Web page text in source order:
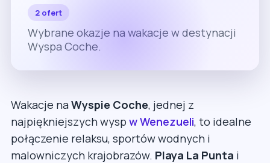
2 ofert
Wybrane okazje na wakacje w destynacji
Wyspa Coche.
Wakacje naWyspie Coche, jednej z
najpiękniejszych wysp w Wenezueli, to idealne
połączenie relaksu, sportów wodnych i
malowniczych krajobrazów. Playa La Punta i